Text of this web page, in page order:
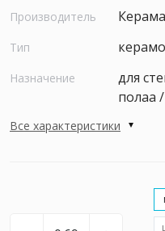
Производитель
Тип
Назначение
для
полаа
Все характеристики